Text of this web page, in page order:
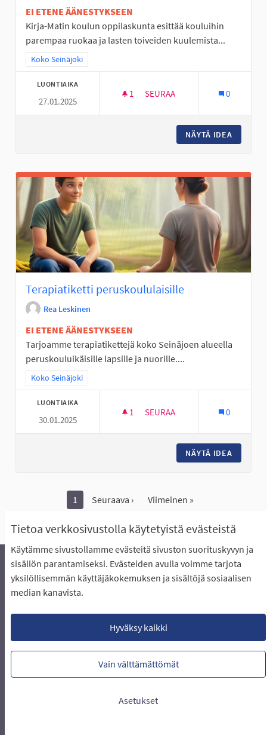
Tietoa verkkosivustolla käytetyistä evästeistä
Käytämme sivustollamme evästeitä sivuston suorituskyvyn ja
sisällön parantamiseksi. Evästeiden avulla voimme tarjota
yksilöllisemmän käyttäjäkokemuksen ja sisältöjä sosiaalisen
median kanavista.
Hyväksy kaikki
Vain välttämättömät
Asetukset
EI ETENE ÄÄNESTYKSEEN
Kirja-Matin koulun oppilaskunta esittää kouluihin
parempaa ruokaa ja lasten toiveiden kuulemista...
Rajaa tulokset teeman mukaan: Koko Seinäjoki
Koko Seinäjoki
LUONTIAIKA
27.01.2025
1 1 SEURAAJA
SEURAA 0
NÄYTÄ IDEA
Terapiatiketti peruskoululaisille
Rea Leskinen
EI ETENE ÄÄNESTYKSEEN
Tarjoamme terapiatikettejä koko Seinäjoen alueella
peruskouluikäisille lapsille ja nuorille....
Rajaa tulokset teeman mukaan: Koko Seinäjoki
Koko Seinäjoki
LUONTIAIKA
30.01.2025
1 1 SEURAAJA
SEURAA 0
NÄYTÄ IDEA
1 Seuraava › Viimeinen »
Näytä kaikki peruutetut ideat
Äänestyksen pikaohjeet
Usein kysytyt kysymykset
Näin äänestät Asukasbudjetissa
Lataa avoimet datatiedostot
Evästeasetukset
Verkkosivusto luotuvapaan ohjelmiston